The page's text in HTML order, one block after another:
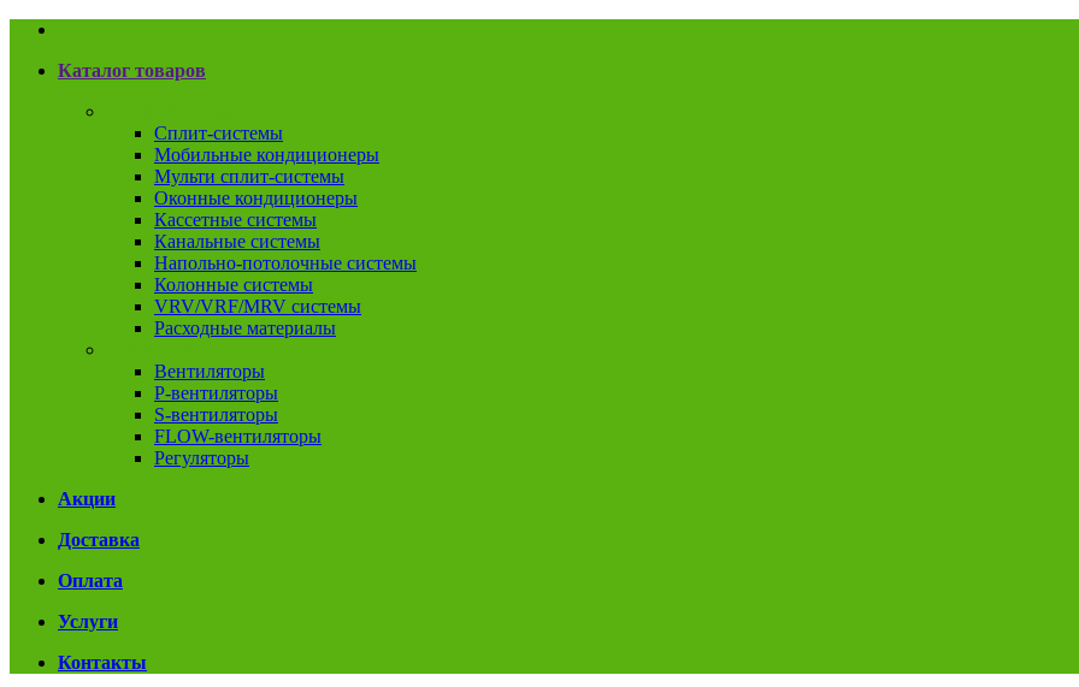
Каталог товаров
Сплит-системы
Мобильные кондиционеры
Мульти сплит-системы
Оконные кондиционеры
Кассетные системы
Канальные системы
Напольно-потолочные системы
Колонные системы
VRV/VRF/MRV системы
Расходные материалы
Вентиляторы
P-вентиляторы
S-вентиляторы
FLOW-вентиляторы
Регуляторы
Акции
Доставка
Оплата
Услуги
Контакты